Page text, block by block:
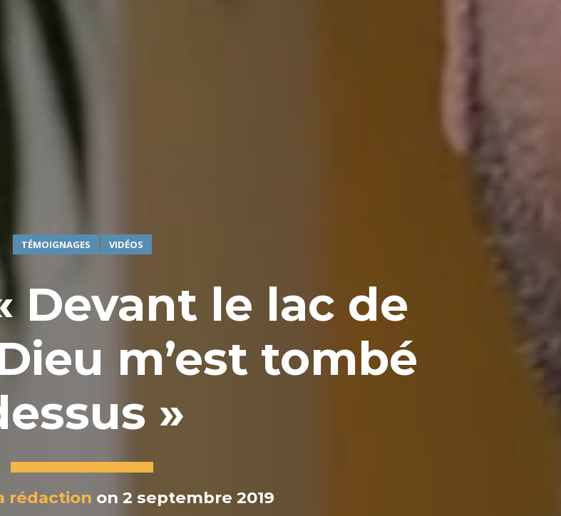
TÉMOIGNAGES VIDÉOS
Devant le lac de
m’est tombé
»
rédaction on 2 septembre 2019